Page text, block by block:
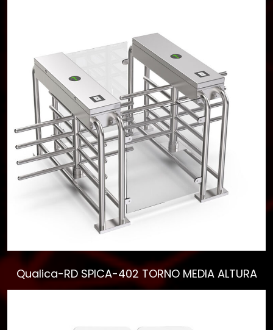
Qualica-RD SPICA-402 TORNO MEDIA ALTURA